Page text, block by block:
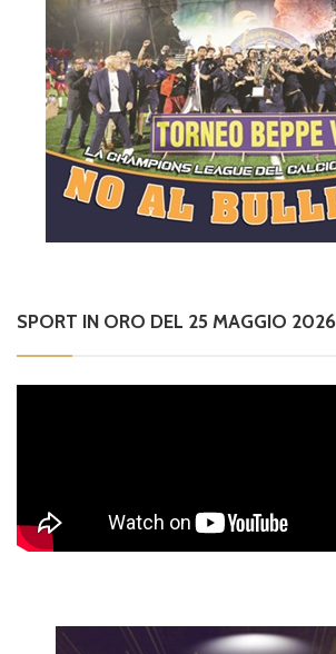
SPORT IN ORO DEL 25 MAGGIO 2026